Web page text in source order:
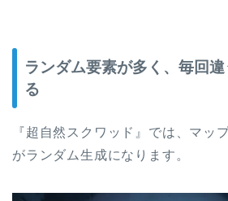
ランダム要素が多く、毎回
る
『超自然スクワッド』では、マッ
がランダム生成になります。